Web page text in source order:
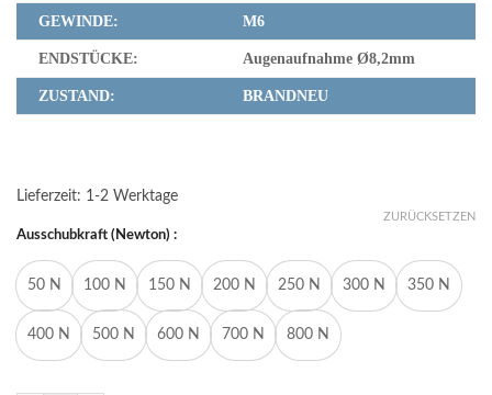
GEWINDE: M6
ENDSTÜCKE: Augenaufnahme Ø8,2mm
ZUSTAND: BRANDNEU
Lieferzeit: 1-2 Werktage
Ausschubkraft (Newton) :
50 N 100 N 150 N 200 N 250 N 300 N 350 N
400 N 500 N 600 N 700 N 800 N
ZURÜCKSETZEN